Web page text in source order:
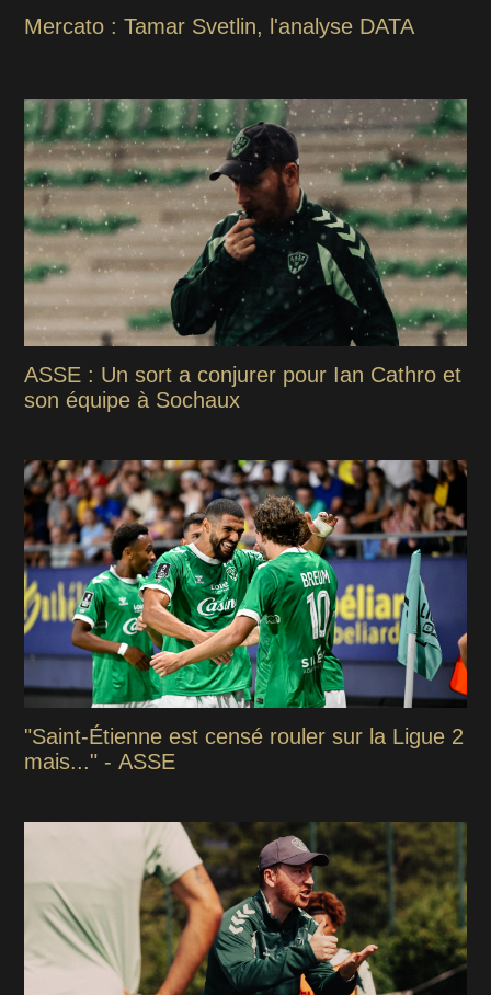
Mercato : Tamar Svetlin, l'analyse DATA
ASSE : Un sort a conjurer pour Ian Cathro et
son équipe à Sochaux
"Saint-Étienne est censé rouler sur la Ligue 2
mais..." - ASSE